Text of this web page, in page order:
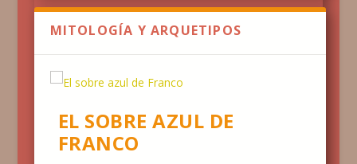
MITOLOGÍA Y ARQUETIPOS
EL SOBRE AZUL DE
FRANCO